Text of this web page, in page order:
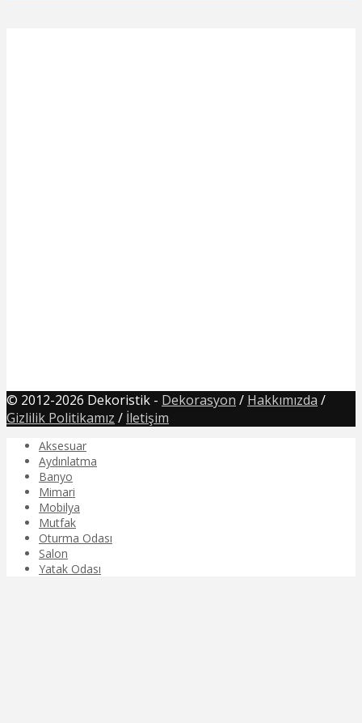
© 2012-2026 Dekoristik - Dekorasyon / Hakkımızda /
Gizlilik Politikamız / İletişim
Aksesuar
Aydınlatma
Banyo
Mimari
Mobilya
Mutfak
Oturma Odası
Salon
Yatak Odası